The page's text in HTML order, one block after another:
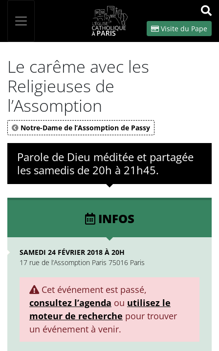
OK
Visite du Pape
Le carême avec les
Religieuses de
l’Assomption
Notre-Dame de l’Assomption de Passy
Parole de Dieu méditée et partagée
les samedis de 20h à 21h45.
INFOS
SAMEDI 24 FÉVRIER 2018 À 20H
17 rue de l’Assomption Paris 75016 Paris
Cet événement est passé,
consultez l’agenda ou utilisez le
moteur de recherche pour trouver
un événement à venir.
Panneau de gestion des cookies